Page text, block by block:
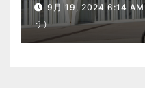
9月 19, 2024 6:14 AM
う）